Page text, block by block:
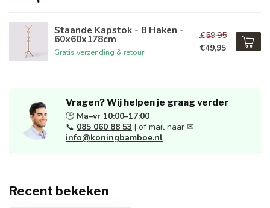
Staande Kapstok - 8 Haken -
60x60x178cm
Gratis verzending & retour
€59,95
€49,95
Vragen? Wij helpen je graag verder
🕒 Ma–vr 10:00–17:00
📞 085 060 88 53 | of mail naar ✉
info@koningbamboe.nl
Recent bekeken